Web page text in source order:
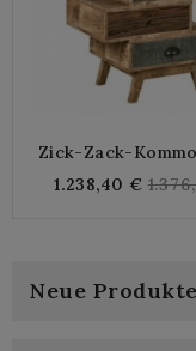
Zick-Zack-
Schubladen
1.238,40 €
Neue Produkte